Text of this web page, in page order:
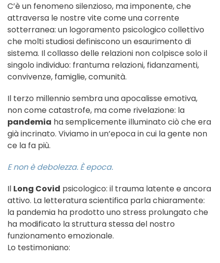
C’è un fenomeno silenzioso, ma imponente, che
attraversa le nostre vite come una corrente
sotterranea: un logoramento psicologico collettivo
che molti studiosi definiscono un esaurimento di
sistema. Il collasso delle relazioni non colpisce solo il
singolo individuo: frantuma relazioni, fidanzamenti,
convivenze, famiglie, comunità.
Il terzo millennio sembra una apocalisse emotiva,
non come catastrofe, ma come rivelazione: la
pandemia ha semplicemente illuminato ciò che era
già incrinato. Viviamo in un’epoca in cui la gente non
ce la fa più.
E non è debolezza. È epoca.
Il Long Covid psicologico: il trauma latente e ancora
attivo. La letteratura scientifica parla chiaramente:
la pandemia ha prodotto uno stress prolungato che
ha modificato la struttura stessa del nostro
funzionamento emozionale.
Lo testimoniano: